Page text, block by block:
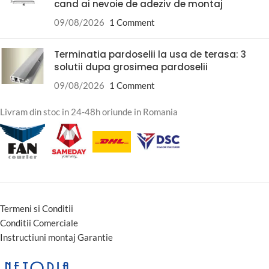
cand ai nevoie de adeziv de montaj
09/08/2026 1 Comment
Terminatia pardoselii la usa de terasa: 3
solutii dupa grosimea pardoselii
09/08/2026 1 Comment
Livram din stoc in 24-48h oriunde in Romania
Termeni si Conditii
Conditii Comerciale
Instructiuni montaj Garantie